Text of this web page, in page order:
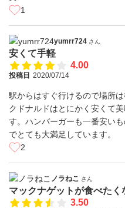
1
yumrr724 さん
安くて手軽
4.00
投稿日 2020/07/14
駅からはすぐ行けるので場所
クドナルドはとにかく安くて
す。ハンバーガーも一番安い
でとても大満足しています。
2
ノラねこ さん
マックナゲットが食べたく
3.50